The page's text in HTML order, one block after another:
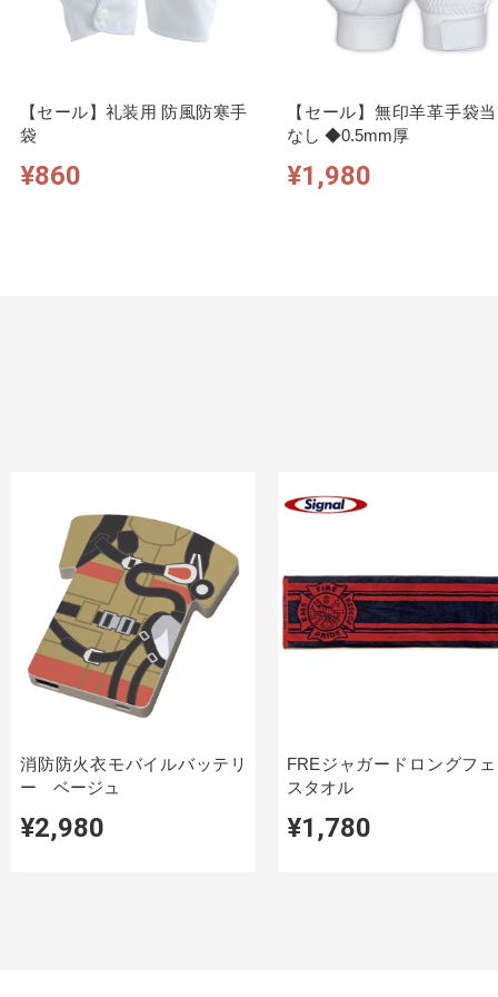
【セール】礼装用 防風防寒手
袋
¥860
【セール】無印羊革手袋
なし ◆0.5mm厚
¥1,980
消防防火衣モバイルバッテリ
ー ベージュ
¥2,980
FREジャガードロングフ
スタオル
¥1,780